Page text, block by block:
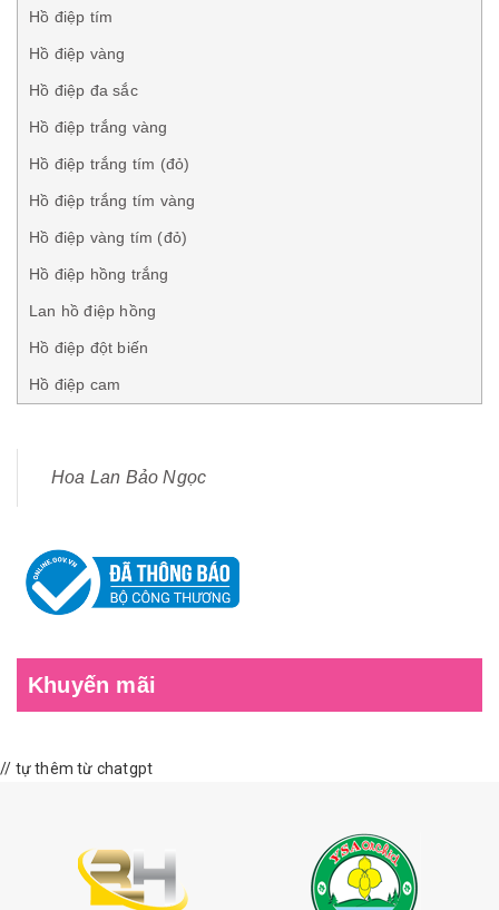
Hồ điệp tím
Hồ điệp vàng
Hồ điệp đa sắc
Hồ điệp trắng vàng
Hồ điệp trắng tím (đỏ)
Hồ điệp trắng tím vàng
Hồ điệp vàng tím (đỏ)
Hồ điệp hồng trắng
Lan hồ điệp hồng
Hồ điệp đột biến
Hồ điệp cam
Hoa Lan Bảo Ngọc
Khuyến mãi
// tự thêm từ chatgpt